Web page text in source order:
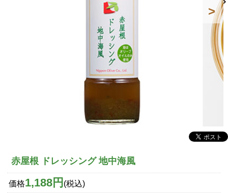
赤屋根 ドレッシング 地中海風
価格1,188円 (税込)